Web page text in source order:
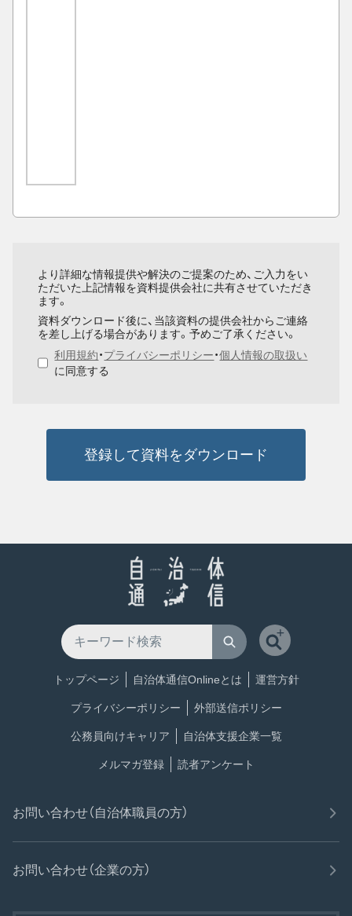
より詳細な情報提供や解決のご提案のため、ご入力をい
ただいた上記情報を資料提供会社に共有させていただき
ます。
資料ダウンロード後に、当該資料の提供会社からご連絡
を差し上げる場合があります。予めご了承ください。
利用規約・プライバシーポリシー・個人情報の取扱い
に同意する
登録して資料をダウンロード
トップページ 自治体通信Onlineとは 運営方針
プライバシーポリシー 外部送信ポリシー
公務員向けキャリア 自治体支援企業一覧
メルマガ登録 読者アンケート
お問い合わせ（自治体職員の方）
お問い合わせ（企業の方）